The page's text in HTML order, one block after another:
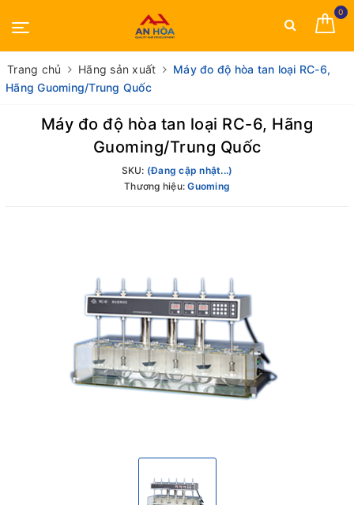
0
Trang chủ Hãng sản xuất
Máy đo độ hòa tan loại RC-6,
Hãng Guoming/Trung Quốc
Máy đo độ hòa tan loại RC-6, Hãng
Guoming/Trung Quốc
SKU: (Đang cập nhật...)
Thương hiệu:Guoming